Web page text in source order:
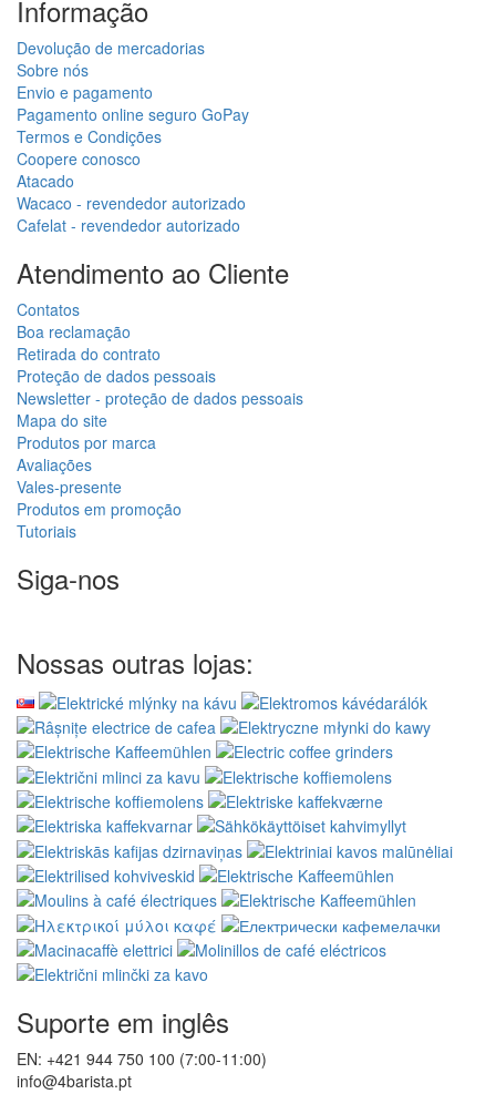
Informação
Devolução de mercadorias
Sobre nós
Envio e pagamento
Pagamento online seguro GoPay
Termos e Condições
Coopere conosco
Atacado
Wacaco - revendedor autorizado
Cafelat - revendedor autorizado
Atendimento ao Cliente
Contatos
Boa reclamação
Retirada do contrato
Proteção de dados pessoais
Newsletter - proteção de dados pessoais
Mapa do site
Produtos por marca
Avaliações
Vales-presente
Produtos em promoção
Tutoriais
Siga-nos
Nossas outras lojas:
Suporte em inglês
EN: +421 944 750 100 (7:00-11:00)
info@4barista.pt